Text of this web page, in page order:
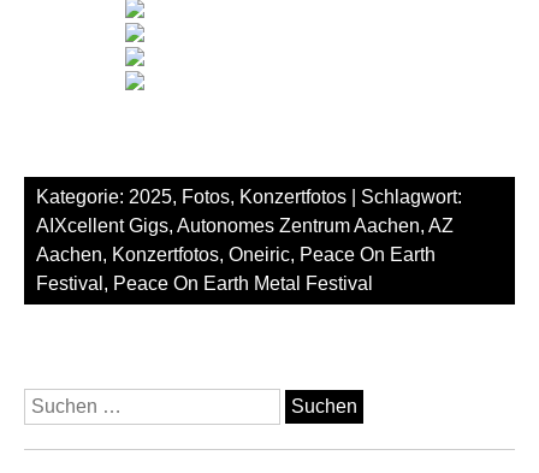
Kategorie: 2025, Fotos, Konzertfotos | Schlagwort:
AIXcellent Gigs, Autonomes Zentrum Aachen, AZ
Aachen, Konzertfotos, Oneiric, Peace On Earth
Festival , Peace On Earth Metal Festival
Suchen
nach: